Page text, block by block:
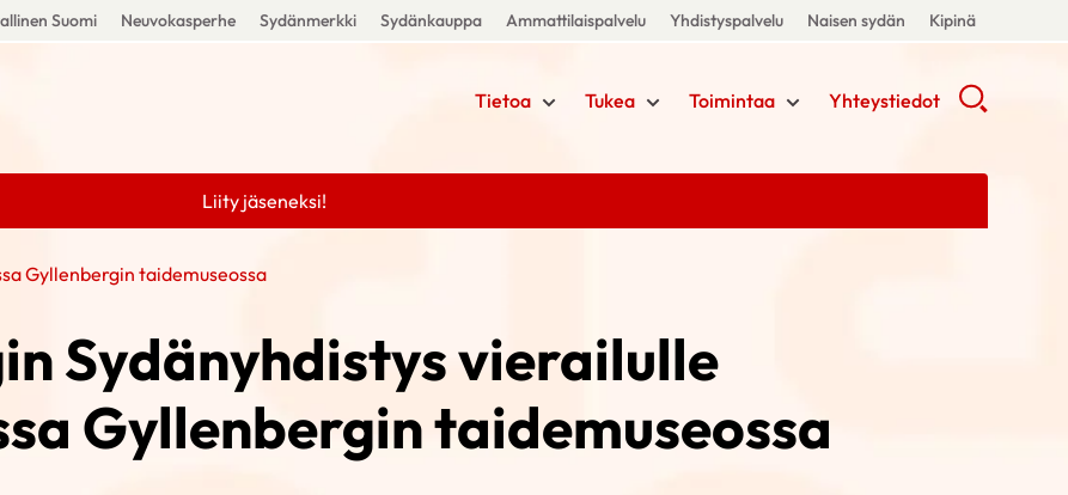
Suomi Neuvokasperhe Sydänmerkki Sydänkauppa Ammattilaispalvelu Yhdistyspalvelu Naisen sydän Kipinä
Tietoa Tukea Toimintaa Yhteystiedot
Liity jäseneksi!
Gyllenbergin taidemuseossa
Sydänyhdistys vierailulle
Gyllenbergin taidemuseossa